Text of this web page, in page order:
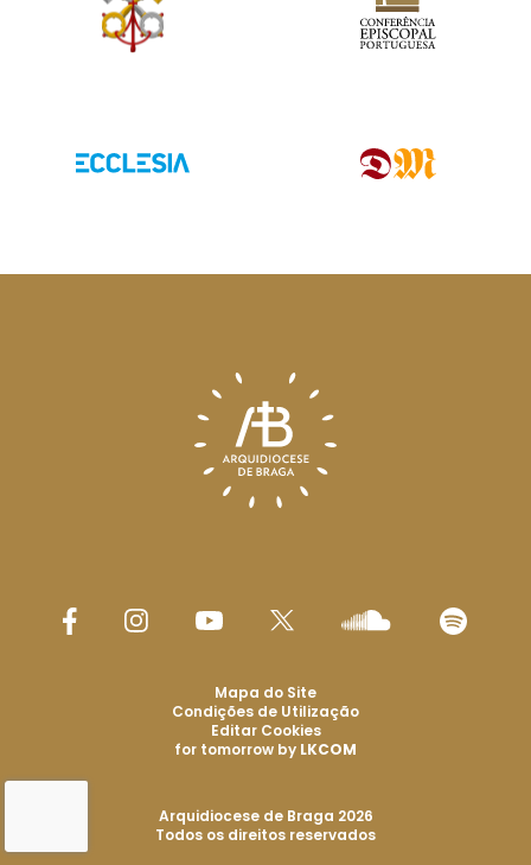
Arquidiocese de Braga 2026
Todos os direitos reservados
Mapa do Site
Condições de Utilização
Editar Cookies
for tomorrow by LKCOM